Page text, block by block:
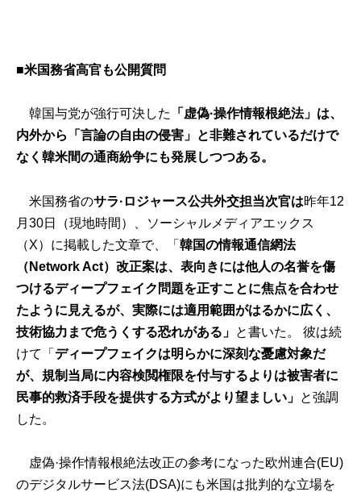
■米国務省高官も公開質問
韓国与党が強行可決した
「虚偽·操作情報根絶法」は、
内外から「言論の自由の侵害」と非難されているだけで
なく韓米間の通商紛争にも発展しつつある。
米国務省のサラ·ロジャース公共外交担当次官は昨年12
月30日（現地時間）、ソーシャルメディアエックス
（X）に掲載した文章で、「韓国の情報通信網法
（Network Act）改正案は、表向きには他人の名誉を傷
つけるディープフェイク問題を正すことに焦点を合わせ
たように見えるが、実際には適用範囲がはるかに広く、
技術協力まで危うくする恐れがある」 と書いた。 彼は続
けて「ディープフェイクは明らかに深刻な憂慮対象だ
が、規制当局に内容検閲権限を付与するよりは被害者に
民事的救済手段を提供する方式がより望ましい」 と強調
した。
虚偽·操作情報根絶法改正の参考になった欧州連合(EU)
のデジタルサービス法(DSA)にも米国は批判的な立場を